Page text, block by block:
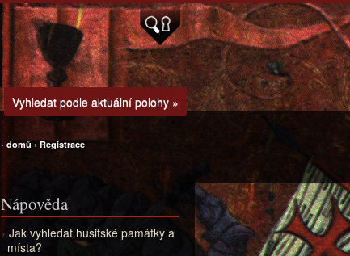
Vyhledat podle aktuální polohy »
› domů›Registrace
Nápověda
Jak vyhledat husitské památky a
místa?